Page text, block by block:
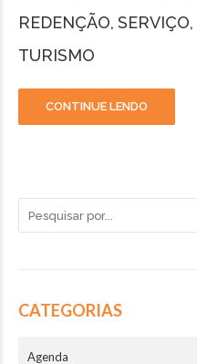
REDENÇÃO SERVIÇO
TURISMO
CONTINUE LENDO
CATEGORIAS
Agenda